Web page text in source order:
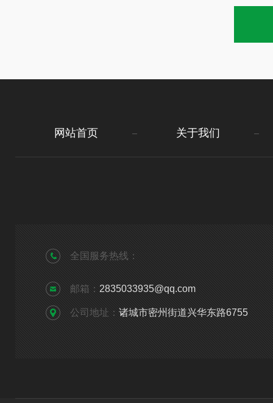
网站首页 关于我们
全国服务热线：
邮箱： 2835033935@qq.com
公司地址： 诸城市密州街道兴华东路6755